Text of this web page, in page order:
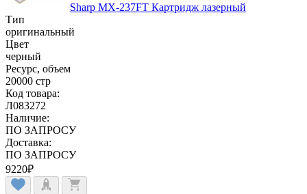
Sharp MX-237FT Картридж лазерный
Тип
оригинальный
Цвет
черный
Ресурс, объем
20000 стр
Код товара:
Л083272
Наличие:
ПО ЗАПРОСУ
Доставка:
ПО ЗАПРОСУ
9220₽